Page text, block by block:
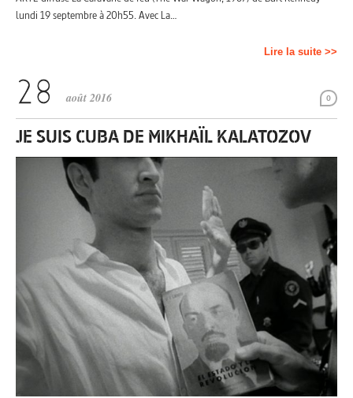
lundi 19 septembre à 20h55. Avec La…
Lire la suite >>
0
août 2016
JE SUIS CUBA DE MIKHAÏL KALATOZOV